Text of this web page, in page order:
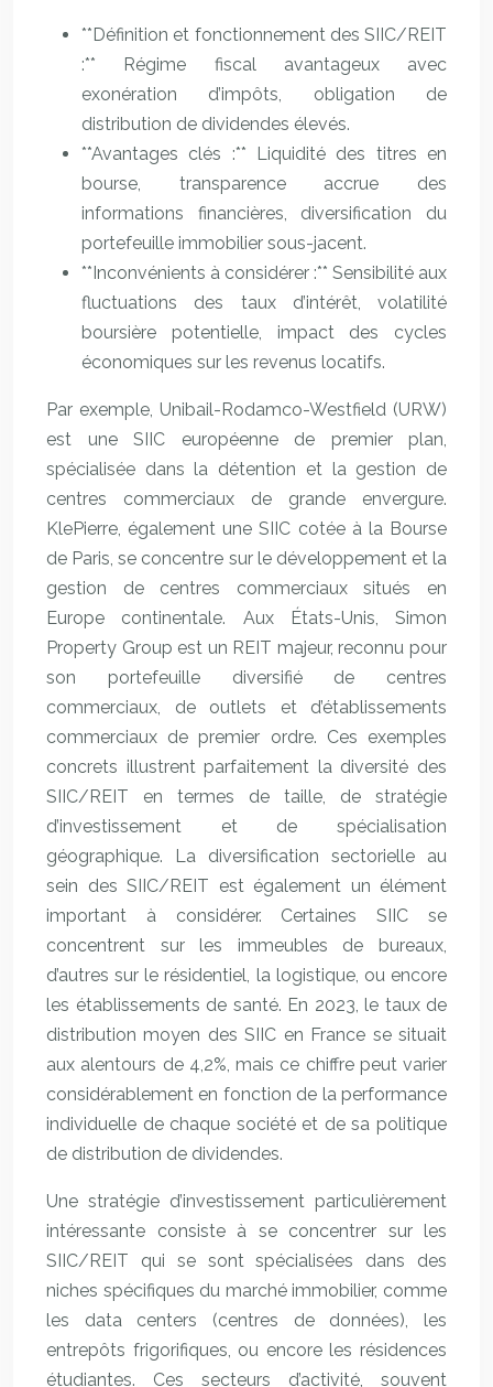
**Définition et fonctionnement des SIIC/REIT
:** Régime fiscal avantageux avec
exonération d’impôts, obligation de
distribution de dividendes élevés.
**Avantages clés :** Liquidité des titres en
bourse, transparence accrue des
informations financières, diversification du
portefeuille immobilier sous-jacent.
**Inconvénients à considérer :** Sensibilité aux
fluctuations des taux d’intérêt, volatilité
boursière potentielle, impact des cycles
économiques sur les revenus locatifs.
Par exemple, Unibail-Rodamco-Westfield (URW)
est une SIIC européenne de premier plan,
spécialisée dans la détention et la gestion de
centres commerciaux de grande envergure.
KlePierre, également une SIIC cotée à la Bourse
de Paris, se concentre sur le développement et la
gestion de centres commerciaux situés en
Europe continentale. Aux États-Unis, Simon
Property Group est un REIT majeur, reconnu pour
son portefeuille diversifié de centres
commerciaux, de outlets et d’établissements
commerciaux de premier ordre. Ces exemples
concrets illustrent parfaitement la diversité des
SIIC/REIT en termes de taille, de stratégie
d’investissement et de spécialisation
géographique. La diversification sectorielle au
sein des SIIC/REIT est également un élément
important à considérer. Certaines SIIC se
concentrent sur les immeubles de bureaux,
d’autres sur le résidentiel, la logistique, ou encore
les établissements de santé. En 2023, le taux de
distribution moyen des SIIC en France se situait
aux alentours de 4,2%, mais ce chiffre peut varier
considérablement en fonction de la performance
individuelle de chaque société et de sa politique
de distribution de dividendes.
Une stratégie d’investissement particulièrement
intéressante consiste à se concentrer sur les
SIIC/REIT qui se sont spécialisées dans des
niches spécifiques du marché immobilier, comme
les data centers (centres de données), les
entrepôts frigorifiques, ou encore les résidences
étudiantes. Ces secteurs d’activité, souvent